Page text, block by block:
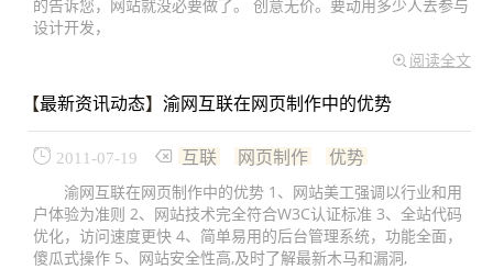
的告诉您，网站就没必要做了。 创意无价。要动用多少人去参与
设计开发，
阅读全文
【最新资讯动态】 渝网互联在网页制作中的优势
2011-07-19 互联 网页制作 优势
渝网互联在网页制作中的优势 1、网站美工强调以行业和用
户体验为准则 2、网站技术完全符合W3C认证标准 3、全站代码
优化，访问速度更快 4、简单易用的后台管理系统，功能全面，
傻瓜式操作 5、网站安全性高,及时了解最新木马和漏洞,